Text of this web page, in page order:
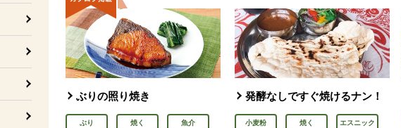
ぶりの照り焼き
ぶり 焼く 魚介
発酵なしですぐ焼けるナン！
小麦粉 焼く エスニック